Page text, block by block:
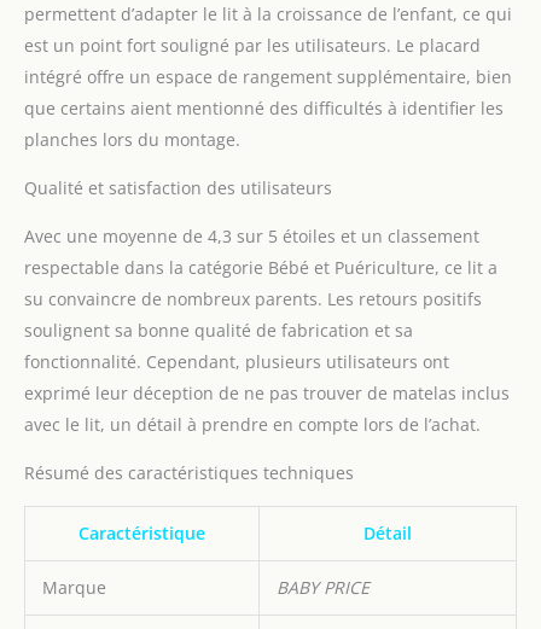
permettent d’adapter le lit à la croissance de l’enfant, ce qui
est un point fort souligné par les utilisateurs. Le placard
intégré offre un espace de rangement supplémentaire, bien
que certains aient mentionné des difficultés à identifier les
planches lors du montage.
Qualité et satisfaction des utilisateurs
Avec une moyenne de 4,3 sur 5 étoiles et un classement
respectable dans la catégorie Bébé et Puériculture, ce lit a
su convaincre de nombreux parents. Les retours positifs
soulignent sa bonne qualité de fabrication et sa
fonctionnalité. Cependant, plusieurs utilisateurs ont
exprimé leur déception de ne pas trouver de matelas inclus
avec le lit, un détail à prendre en compte lors de l’achat.
Résumé des caractéristiques techniques
Caractéristique Détail
Marque BABY PRICE